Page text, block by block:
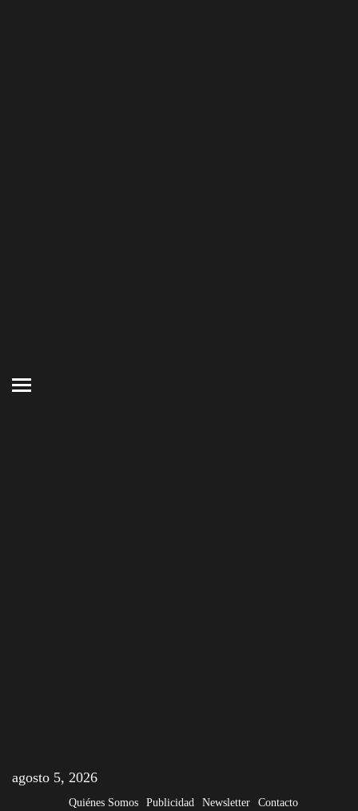
agosto 5, 2026
Quiénes Somos Publicidad Newsletter Contacto